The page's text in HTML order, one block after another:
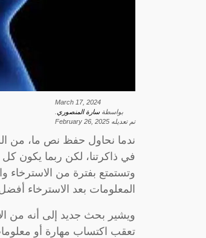
March 17, 2024
بواسطةسارة المنصوري
تم تعديله February 26, 2025
ندما نحاول حفظ نص ما، من
في ذاكرتنا، لكن ربما يكون
المعلومات بعد الاسترخاء
ويشير بحث جديد إلى أنه من
تعقب اكتساب مهارة أو